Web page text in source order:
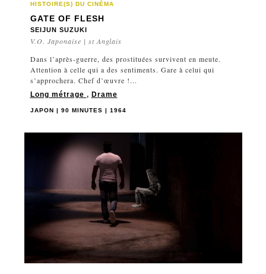
HISTOIRE(S) DU CINÉMA
GATE OF FLESH
SEIJUN SUZUKI
V.O. Japonaise | st Anglais
Dans l’après-guerre, des prostituées survivent en meute.
Attention à celle qui a des sentiments. Gare à celui qui
s’approchera. Chef d’œuvre !...
Long métrage , Drame
JAPON | 90 MINUTES | 1964